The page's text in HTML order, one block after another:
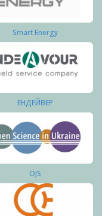
Smart Energy
ЕНДЕЙВЕР
OJS